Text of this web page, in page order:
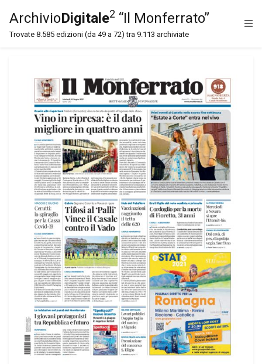
ArchivioDigitale2 “Il Monferrato”
Trovate 8.585 edizioni (da 49 a 72) tra 9.113 archiviate